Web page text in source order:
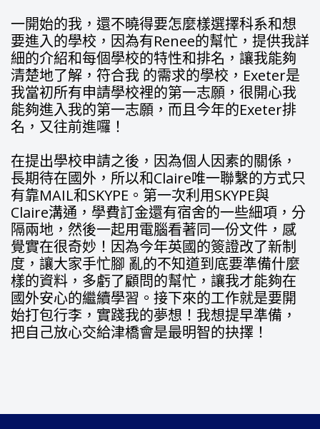
一開始的我，還不曉得要怎麼樣選擇科系和想
要進入的學校，因為有Renee的幫忙，提供我詳
細的介紹和每個學校的特性和排名，讓我能夠
清楚地了解，符合我 的需求的學校，Exeter是
我當初所有申請學校裡的第一志願，很開心我
能夠進入我的第一志願，而且今年的Exeter排
名，又往前進囉！
在提出學校申請之後，因為個人因素的關係，
長期待在國外，所以和Claire唯一聯繫的方式只
有靠MAIL和SKYPE。第一次利用SKYPE與
Claire溝通，學費訂金還有宿舍的一些細項，分
隔兩地，然後一起用電腦看著同一份文件，感
覺實在很奇妙！因為今年英國的簽證改了新制
度，讓大家手忙腳 亂的不知道到底要準備什麼
樣的資料，多虧了顧問的幫忙，讓我才能夠在
國外安心的繼續學習。接下來的工作就是要開
始打包行李，實踐我的夢想！我想提早準備，
把自己放心交給津橋會是最明智的抉擇！